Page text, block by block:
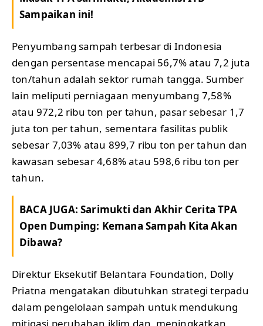
Sampaikan ini!
Penyumbang sampah terbesar di Indonesia
dengan persentase mencapai 56,7% atau 7,2 juta
ton/tahun adalah sektor rumah tangga. Sumber
lain meliputi perniagaan menyumbang 7,58%
atau 972,2 ribu ton per tahun, pasar sebesar 1,7
juta ton per tahun, sementara fasilitas publik
sebesar 7,03% atau 899,7 ribu ton per tahun dan
kawasan sebesar 4,68% atau 598,6 ribu ton per
tahun.
BACA JUGA:Sarimukti dan Akhir Cerita TPA
Open Dumping: Kemana Sampah Kita Akan
Dibawa?
Direktur Eksekutif Belantara Foundation, Dolly
Priatna mengatakan dibutuhkan strategi terpadu
dalam pengelolaan sampah untuk mendukung
mitigasi perubahan iklim dan meningkatkan